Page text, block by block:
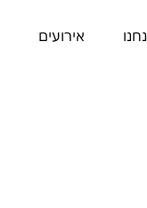
אירועים